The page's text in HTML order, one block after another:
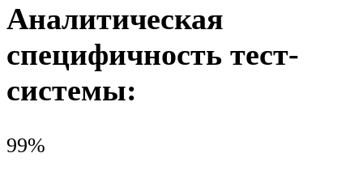
Аналитическая
специфичность тест-
системы:
99%